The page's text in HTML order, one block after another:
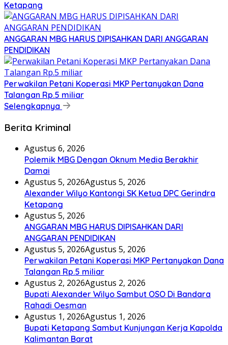
Ketapang
ANGGARAN MBG HARUS DIPISAHKAN DARI ANGGARAN
PENDIDIKAN
Perwakilan Petani Koperasi MKP Pertanyakan Dana
Talangan Rp.5 miliar
Selengkapnya
Berita Kriminal
Agustus 6, 2026
Polemik MBG Dengan Oknum Media Berakhir
Damai
Agustus 5, 2026Agustus 5, 2026
Alexander Wilyo Kantongi SK Ketua DPC Gerindra
Ketapang
Agustus 5, 2026
ANGGARAN MBG HARUS DIPISAHKAN DARI
ANGGARAN PENDIDIKAN
Agustus 5, 2026Agustus 5, 2026
Perwakilan Petani Koperasi MKP Pertanyakan Dana
Talangan Rp.5 miliar
Agustus 2, 2026Agustus 2, 2026
Bupati Alexander Wilyo Sambut OSO Di Bandara
Rahadi Oesman
Agustus 1, 2026Agustus 1, 2026
Bupati Ketapang Sambut Kunjungan Kerja Kapolda
Kalimantan Barat